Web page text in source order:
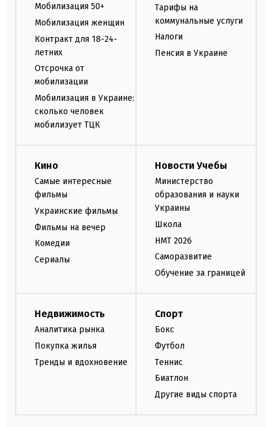
Мобилизация 50+
Мобилизация женщин
Контракт для 18-24-
летних
Отсрочка от
мобилизации
Мобилизация в Украине:
сколько человек
мобилизует ТЦК
Тарифы на
коммунальные услуги
Налоги
Пенсия в Украине
Кино
Самые интересные
фильмы
Украинские фильмы
Фильмы на вечер
Комедии
Сериалы
Новости Учебы
Министерство
образования и науки
Украины
Школа
НМТ 2026
Саморазвитие
Обучение за границей
Недвижимость
Аналитика рынка
Покупка жилья
Тренды и вдохновение
Спорт
Бокс
Футбол
Теннис
Биатлон
Другие виды спорта